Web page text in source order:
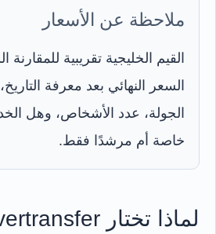
ملاحظة عن الأسعار
القيم الخليجية تقريبية للمقارنة
السعر النهائي بعد معرفة
الجولة، عدد الأشخاص، وهل
خاصة أم مرشدًا فقط.